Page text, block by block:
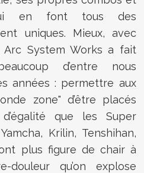
en font tous des
uniques. Mieux, avec
Arc System Works a fait
d’entre nous
années : permettre aux
zone" d’être placés
que les Super
Krilin, Tenshihan,
plus figure de chair à
douleur qu’on explose